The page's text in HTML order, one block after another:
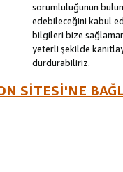
sorumluluğunun
edebileceğini kabul
bilgileri bize
yeterli şekilde
durdurabiliriz.
SİTESİ'NE